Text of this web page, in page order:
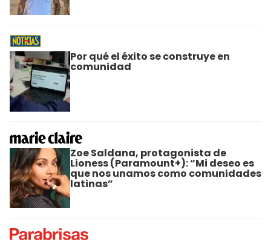
Por qué el éxito se construye en
comunidad
Zoe Saldana, protagonista de
Lioness (Paramount+): “Mi deseo es
que nos unamos como comunidades
latinas”